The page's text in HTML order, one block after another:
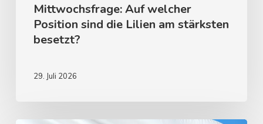
Mittwochsfrage: Auf welcher
Position sind die Lilien am stärksten
besetzt?
29. Juli 2026